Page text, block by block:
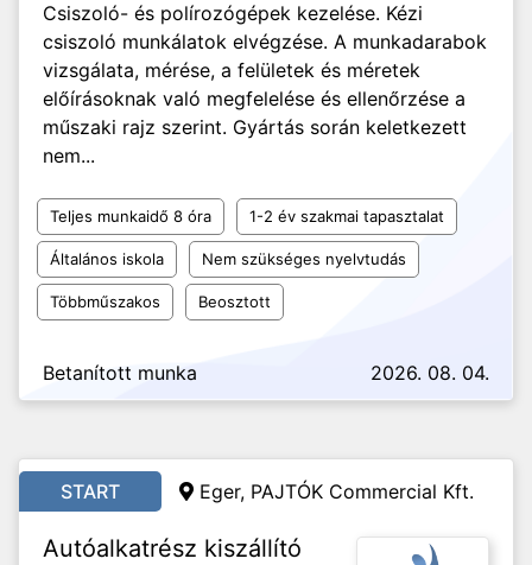
Csiszoló- és polírozógépek kezelése. Kézi
csiszoló munkálatok elvégzése. A munkadarabok
vizsgálata, mérése, a felületek és méretek
előírásoknak való megfelelése és ellenőrzése a
műszaki rajz szerint. Gyártás során keletkezett
nem...
Teljes munkaidő 8 óra 1-2 év szakmai tapasztalat
Általános iskola Nem szükséges nyelvtudás
Többműszakos Beosztott
Betanított munka 2026. 08. 04.
START Eger, PAJTÓK Commercial Kft.
Autóalkatrész kiszállító